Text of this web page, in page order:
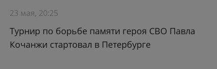
23 мая, 20:25
Турнир по борьбе памяти героя СВО Павла
Кочанжи стартовал в Петербурге